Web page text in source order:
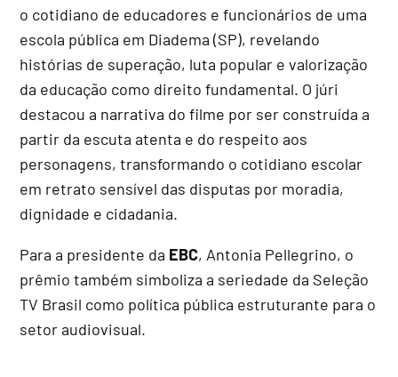
o cotidiano de educadores e funcionários de uma
escola pública em Diadema (SP), revelando
histórias de superação, luta popular e valorização
da educação como direito fundamental. O júri
destacou a narrativa do filme por ser construída a
partir da escuta atenta e do respeito aos
personagens, transformando o cotidiano escolar
em retrato sensível das disputas por moradia,
dignidade e cidadania.
Para a presidente da EBC, Antonia Pellegrino, o
prêmio também simboliza a seriedade da Seleção
TV Brasil como política pública estruturante para o
setor audiovisual.